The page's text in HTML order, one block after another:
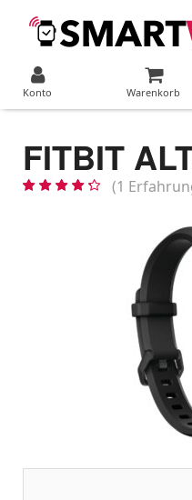
Konto Warenkorb
FITBIT
(1